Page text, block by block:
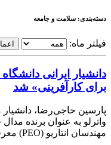
دسته‌بندی: سلامت و جامعه
فیلتر ماه:
دانشیار ایرانی
برای کارآفرینی» شد
پارسین حاجی‌رضا،
واترلو به عنوان برنده
مهندسان انتاریو (PEO) معرفی شد.